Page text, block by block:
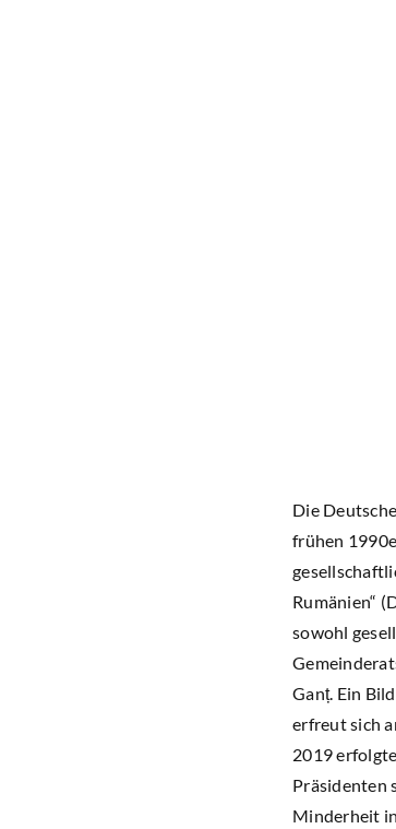
Die
frühen
Rumänien“
sowohl
Ganț. Ein
erfreut sich
2019
Präsidenten
Minderheit